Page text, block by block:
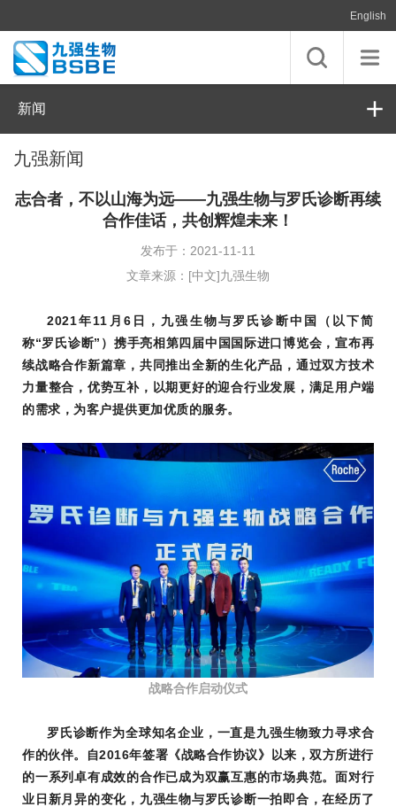
English
新闻
九强新闻
志合者，不以山海为远——九强生物与罗氏诊断再续
合作佳话，共创辉煌未来！
发布于：2021-11-11
文章来源：[中文]九强生物
2021年11月6日，九强生物与罗氏诊断中国（以下简
称“罗氏诊断”）携手亮相第四届中国国际进口博览会，宣布再
续战略合作新篇章，共同推出全新的生化产品，通过双方技术
力量整合，优势互补，以期更好的迎合行业发展，满足用户端
的需求，为客户提供更加优质的服务。
战略合作启动仪式
罗氏诊断作为全球知名企业，一直是九强生物致力寻求合
作的伙伴。自2016年签署《战略合作协议》以来，双方所进行
的一系列卓有成效的合作已成为双赢互惠的市场典范。 面对行
业日新月异的变化，九强生物与罗氏诊断一拍即合，在经历了